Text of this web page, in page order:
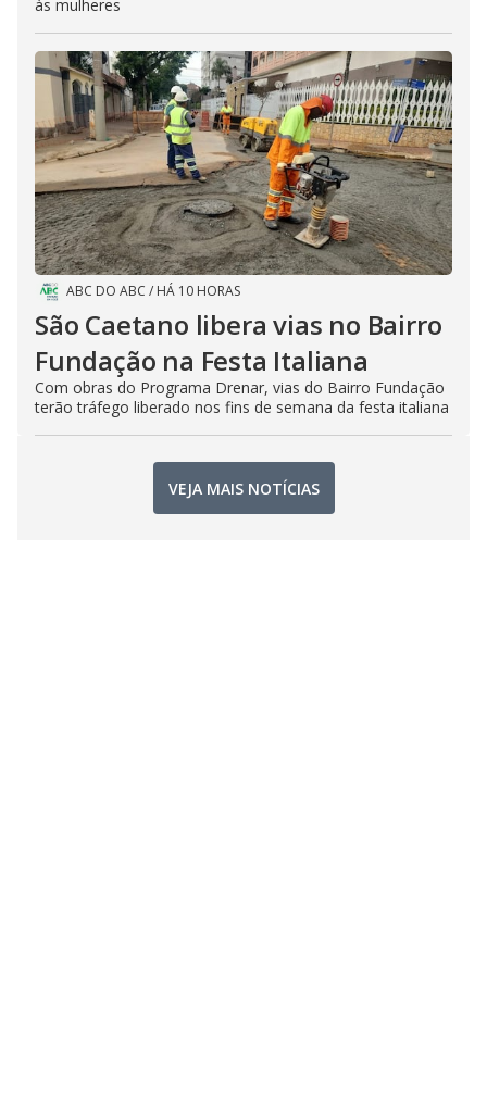
às mulheres
ABC DO ABC / HÁ 10 HORAS
São Caetano libera vias no Bairro
Fundação na Festa Italiana
Com obras do Programa Drenar, vias do Bairro Fundação
terão tráfego liberado nos fins de semana da festa italiana
VEJA MAIS NOTÍCIAS